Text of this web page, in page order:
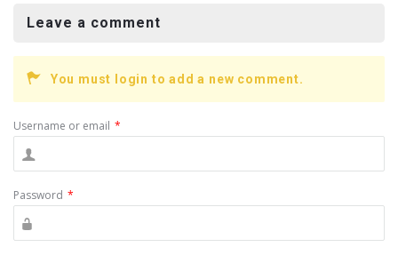
b
o
o
k
Leave a comment
You must login to add a new comment.
Username or email *
Password *